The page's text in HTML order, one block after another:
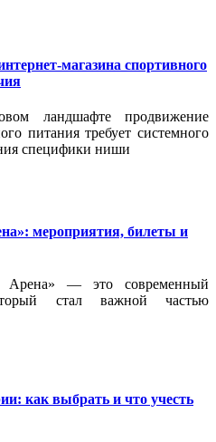
магазина спортивного
ландшафте продвижение
питания требует системного
специфики ниши
мероприятия, билеты и
Арена» — это современный
стал важной частью
как выбрать и что учесть